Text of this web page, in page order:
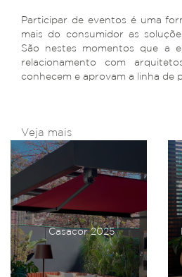
Participar de eventos é uma
mais do consumidor as
São nestes momentos que a
relacionamento com
conhecem e aprovam a linha de
Veja mais
Casacor 2025